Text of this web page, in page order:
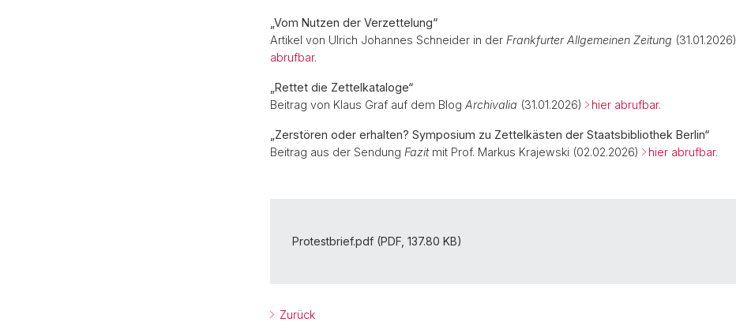
„Vom Nutzen der Verzettelung“
Artikel von Ulrich Johannes Schneider in der Frankfurter Allgemeinen Zeitung (31.01.2026)
abrufbar.
„Rettet die Zettelkataloge“
Beitrag von Klaus Graf auf dem Blog Archivalia (31.01.2026) hier abrufbar.
„Zerstören oder erhalten? Symposium zu Zettelkästen der Staatsbibliothek Berlin“
Beitrag aus der Sendung Fazitmit Prof. Markus Krajewski (02.02.2026) hier abrufbar.
Protestbrief.pdf (PDF, 137.80 KB)
Zurück